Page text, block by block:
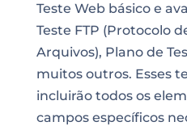
Teste Web básico e
Teste FTP (Protocolo
Arquivos), Plano de
muitos outros. Esses
incluirão todos os
campos específicos